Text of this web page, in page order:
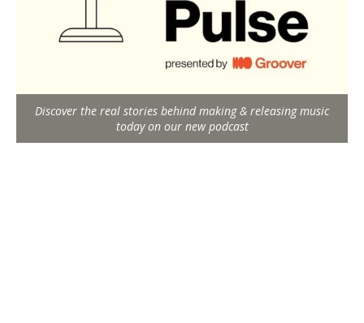
Discover the real stories behind making & releasing music
today on our new podcast